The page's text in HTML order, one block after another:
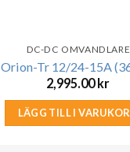
DC-DC OMVANDLARE
Orion-Tr 12/24-15A
2,995.00 kr
LÄGG TILL I